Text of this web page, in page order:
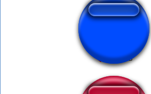
PACKGOD SONG